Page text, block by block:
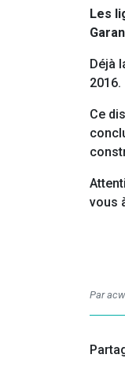
Les
Déjà
2016.
Ce
vous
Par